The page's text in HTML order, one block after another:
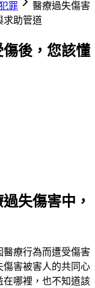
罪
醫療過失傷害
求助管道
後，您該懂
失傷害中，
醫療行為而遭受傷害
傷害被害人的共同心
在哪裡，也不知道該